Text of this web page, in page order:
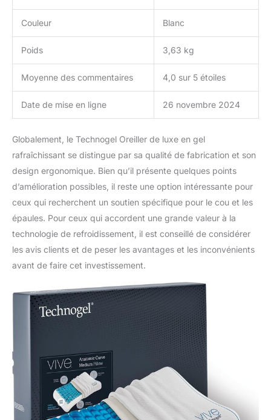
douleurs : le coussin
VIVE soulage les
douleurs en répartissant
pression sur le cou et les
ergonomique qui
soutient le haut du
corps, réduisant
l'inconfort et la raideur.
Le contour innovant
assure un bon soutien
de la tête, du cou, des
épaules et du dos,
permettant des
changements de
position confortables.
Avec un soutien aligné
sur la colonne vertébrale,
réparateur, réveillez-vous
rafraîchi et prêt à saisir la
journée, sans douleur au
cou. Fabriqué en Italie :
vous pouvez être sûr
que votre oreiller
rafraîchissant Technogel
VIVE Contour a été
fabriqué avec le plus
grand soin et l'attention
à la qualité. Tous les
Couleur Blanc
Poids 3,63 kg
Moyenne des commentaires 4,0 sur 5 étoiles
Date de mise en ligne 26 novembre 2024
Globalement, le Technogel Oreiller de luxe en gel
rafraîchissant se distingue par sa qualité de fabrication et son
design ergonomique. Bien qu’il présente quelques points
d’amélioration possibles, il reste une option intéressante pour
ceux qui recherchent un soutien spécifique pour le cou et les
épaules. Pour ceux qui accordent une grande valeur à la
technologie de refroidissement, il est conseillé de considérer
les avis clients et de peser les avantages et les inconvénients
avant de faire cet investissement.